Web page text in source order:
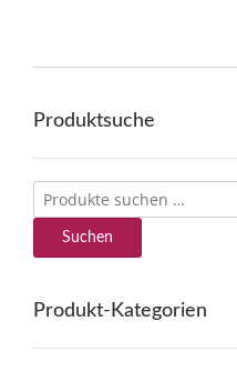
Produktsuche
Suchen
nach:
Suchen
Produkt-Kategorien